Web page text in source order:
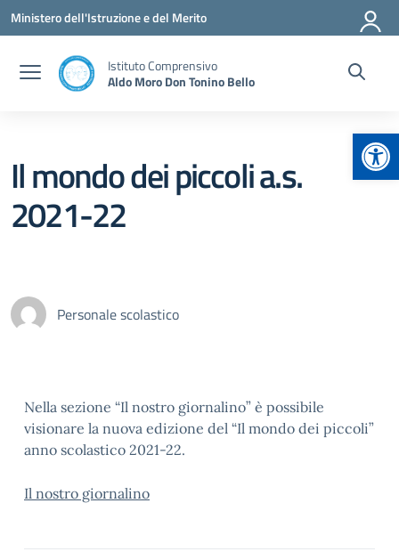
Vai ai contenuti
Vai al menu di navigazione
Vai al footer
Ministero dell'Istruzione e del Merito
Istituto Comprensivo
Aldo Moro Don Tonino Bello
Il mondo dei piccoli a.s.
2021-22
Personale scolastico
Nella sezione “Il nostro giornalino” è possibile
visionare la nuova edizione del “Il mondo dei piccoli”
anno scolastico 2021-22.
Il nostro giornalino